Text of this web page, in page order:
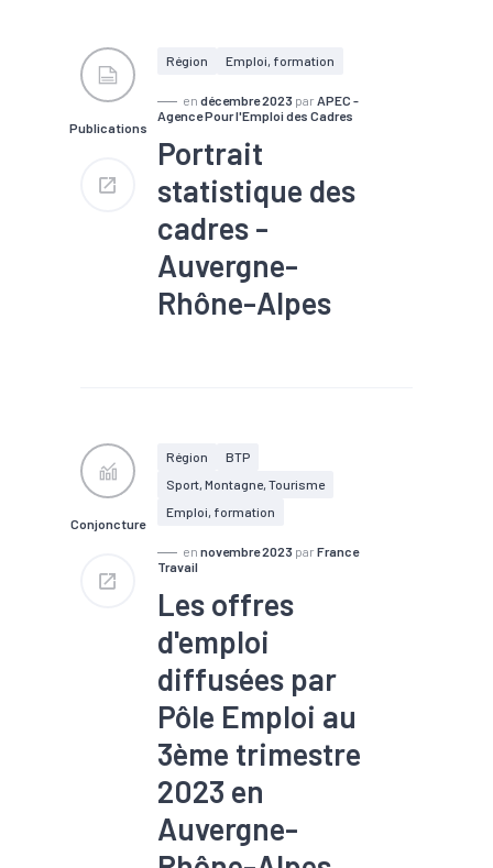
Publications
Région Emploi, formation
en décembre 2023 par APEC -
Agence Pour l'Emploi des Cadres
Portrait
statistique des
cadres -
Auvergne-
Rhône-Alpes
Conjoncture
Région
BTP
Sport, Montagne, Tourisme
Emploi, formation
en novembre 2023 par France
Travail
Les offres
d'emploi
diffusées par
Pôle Emploi au
3ème trimestre
2023 en
Auvergne-